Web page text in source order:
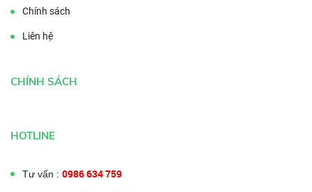
Chính sách
Liên hệ
CHÍNH SÁCH
HOTLINE
Tư vấn : 0986 634 759